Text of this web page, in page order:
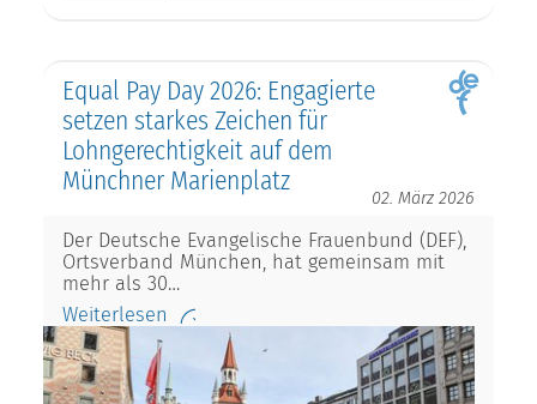
Equal Pay Day 2026: Engagierte
setzen starkes Zeichen für
Lohngerechtigkeit auf dem
Münchner Marienplatz
02. März 2026
Der Deutsche Evangelische Frauenbund (DEF),
Ortsverband München, hat gemeinsam mit
mehr als 30…
Weiterlesen